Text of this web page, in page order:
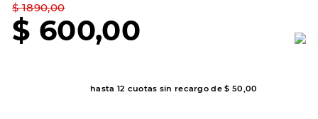
$ 1890,00
$ 600,00
hasta 12 cuotas sin recargo de$ 50,00